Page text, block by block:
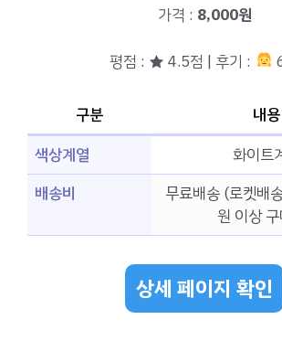
가격 : 8,000원
평점 : ★ 4.5점 | 후기 :
구분
내용
색상계열
화이트
배송비
무료배송 (로켓배
원 이상
상세 페이지 확인